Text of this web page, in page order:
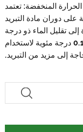
المنخفضة: تعتمد
على دوران مادة التبريد
تقليل الماء ذو ​​درجة
الحرارة المرتفعة إلى 0.5 درجة مئوية ± 0.1 درجة مئوية لاستخدام
إلى مزيد من التبريد.